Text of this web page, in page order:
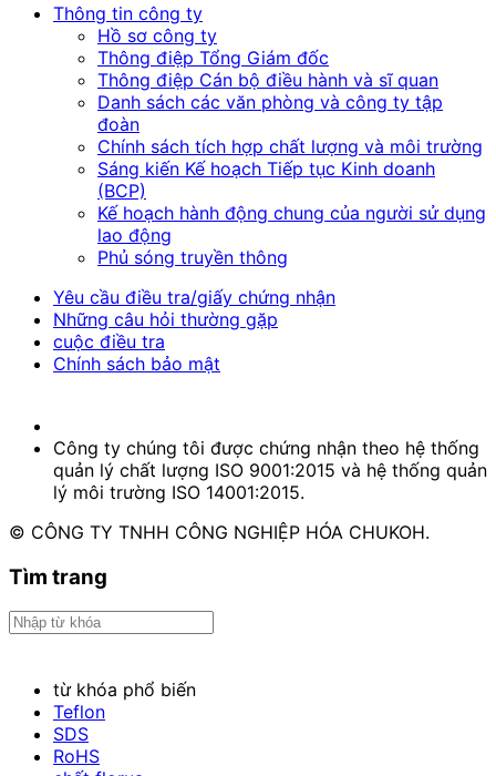
Thông tin công ty
Hồ sơ công ty
Thông điệp Tổng Giám đốc
Thông điệp Cán bộ điều hành và sĩ quan
Danh sách các văn phòng và công ty tập
đoàn
Chính sách tích hợp chất lượng và môi trường
Sáng kiến Kế hoạch Tiếp tục Kinh doanh
(BCP)
Kế hoạch hành động chung của người sử dụng
lao động
Phủ sóng truyền thông
Yêu cầu điều tra/giấy chứng nhận
Những câu hỏi thường gặp
cuộc điều tra
Chính sách bảo mật
Công ty chúng tôi được chứng nhận theo hệ thống
quản lý chất lượng ISO 9001:2015 và hệ thống quản
lý môi trường ISO 14001:2015.
© CÔNG TY TNHH CÔNG NGHIỆP HÓA CHUKOH.
Tìm trang
từ khóa phổ biến
Teflon
SDS
RoHS